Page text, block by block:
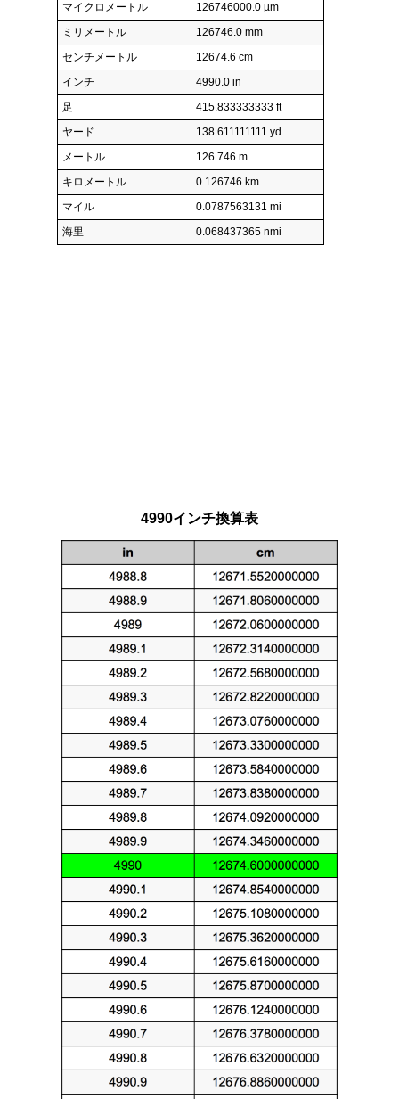
マイクロメートル
126746000.0 µm
ミリメートル
126746.0 mm
センチメートル
12674.6 cm
インチ
4990.0 in
足
415.833333333 ft
ヤード
138.611111111 yd
メートル
126.746 m
キロメートル
0.126746 km
マイル
0.0787563131 mi
海里
0.068437365 nmi
4990インチ換算表